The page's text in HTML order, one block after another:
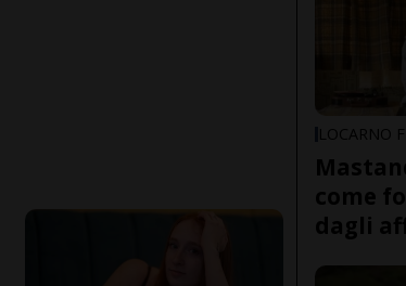
LOCARNO
come
dagli